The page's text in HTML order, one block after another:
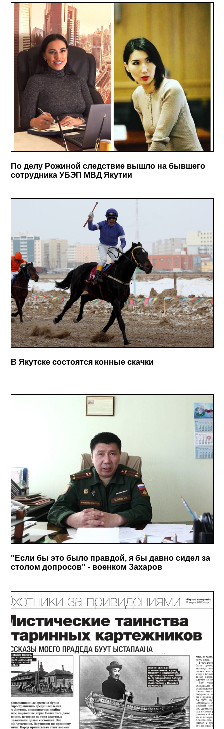
По делу Рожиной следствие вышло на бывшего
сотрудника УБЭП МВД Якутии
В Якутске состоятся конные скачки
"Если бы это было правдой, я бы давно сидел за
столом допросов" - военком Захаров